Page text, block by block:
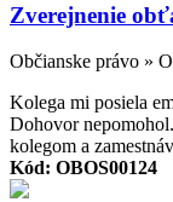
Zverejnenie
Občianske právo »
Kolega mi posiela
Dohovor
kolegom a
Kód: OBOS00124